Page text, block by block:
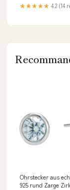
★★★★★ 4.2 (14
Ohrstecker aus
925 rund Zarge Zirkonia 4 mm